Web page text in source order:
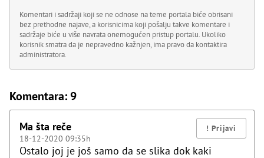
Komentari i sadržaji koji se ne odnose na teme portala biće obrisani
bez prethodne najave, a korisnicima koji pošalju takve komentare i
sadržaje biće u više navrata onemogućen pristup portalu. Ukoliko
korisnik smatra da je nepravedno kažnjen, ima pravo da kontaktira
administratora.
Komentara: 9
Ma šta reče
18-12-2020 09:35h
Ostalo joj je još samo da se slika dok kaki